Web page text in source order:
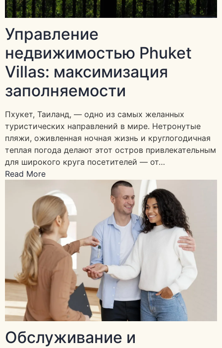
Управление
недвижимостью Phuket
Villas: максимизация
заполняемости
Пхукет, Таиланд, — одно из самых желанных
туристических направлений в мире. Нетронутые
пляжи, оживленная ночная жизнь и круглогодичная
теплая погода делают этот остров привлекательным
для широкого круга посетителей — от…
Read More
Обслуживание и